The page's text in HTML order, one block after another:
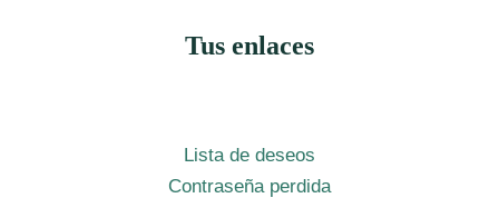
Tus enlaces
Lista de deseos
Contraseña perdida